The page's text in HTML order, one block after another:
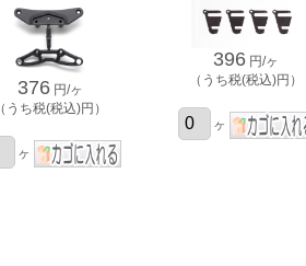
376 円/ヶ
（うち税(税込)円）
ヶ
396 円/ヶ
（うち税(税込)円）
ヶ